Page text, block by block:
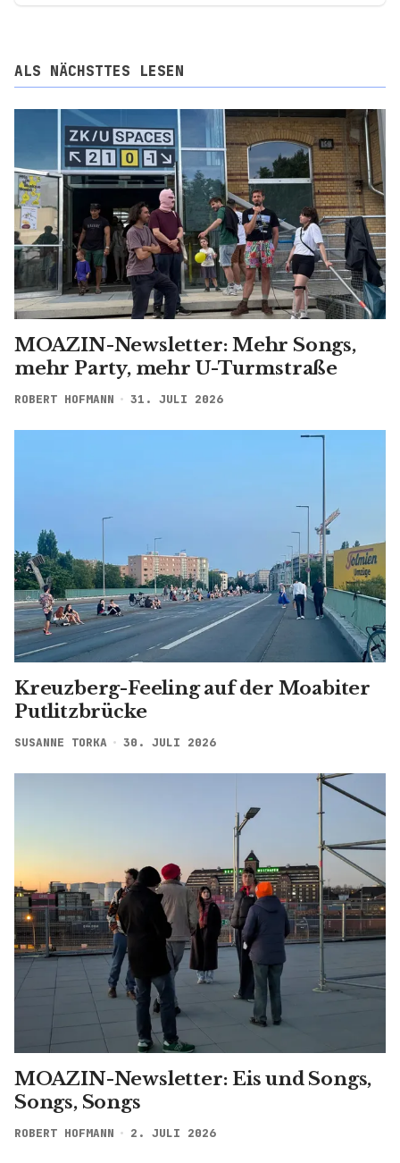
ALS NÄCHSTTES LESEN
MOAZIN-Newsletter: Mehr Songs,
mehr Party, mehr U-Turmstraße
ROBERT HOFMANN 31. JULI 2026
Kreuzberg-Feeling auf der Moabiter
Putlitzbrücke
SUSANNE TORKA 30. JULI 2026
MOAZIN-Newsletter: Eis und Songs,
Songs, Songs
ROBERT HOFMANN 2. JULI 2026